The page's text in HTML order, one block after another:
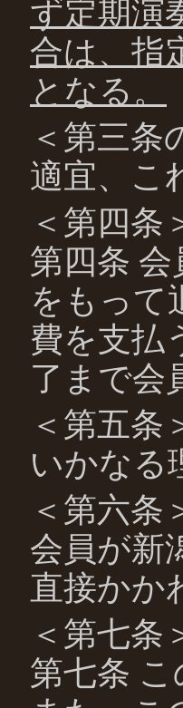
ず定期演
合は、指
となる。
＜第三条
適宜、こ
＜第四条
第四条
をもって
費を支払
了まで会
＜第五条
いかなる
＜第六条
会員が新
直接かか
＜第七条
第七条